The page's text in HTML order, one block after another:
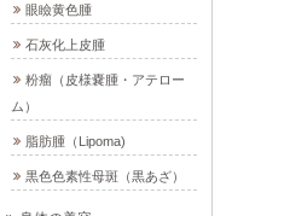
眼瞼黄色腫
石灰化上皮腫
粉瘤（皮様嚢腫・アテロー
ム）
脂肪腫（Lipoma)
黒色色素性母斑（黒あざ）